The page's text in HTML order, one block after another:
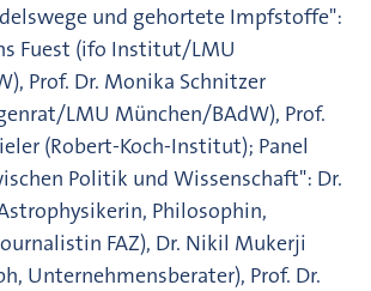
und gehortete Impfstoffe":
Fuest (ifo Institut/LMU
Prof. Dr. Monika Schnitzer
LMU München/BAdW), Prof.
(Robert-Koch-Institut); Panel
Politik und Wissenschaft": Dr.
Philosophin,
FAZ), Dr. Nikil Mukerji
Unternehmensberater), Prof. Dr.